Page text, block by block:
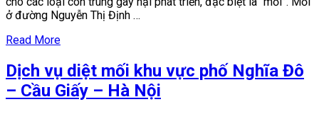
Thị
Định
–
Hà
Nội
ở đường Nguyễn Thị Định …
Read More
Dịch vụ diệt mối khu vực phố Nghĩa Đô
– Cầu Giấy – Hà Nội